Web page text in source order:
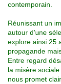
contemporain.
Réunissant un
autour d'une
explore ainsi 25
propagande
Entre regard
la misère
nous promet